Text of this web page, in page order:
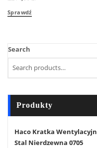
Sprawdź
Search
Produkty
Haco Kratka
Stal Nierdzewna 0705